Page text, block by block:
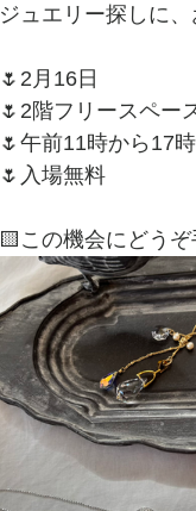
ジュエリー探しに
🌷2月16日
🌷2階フリースペー
🌷午前11時から17
🌷入場無料
🟨この機会にどう